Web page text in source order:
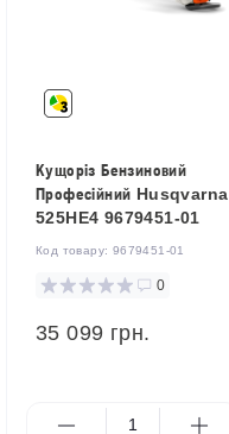
Кущоріз Бензиновий
Професійний Husqvarna
525HE4 9679451-01
Код товару: 9679451-01
0
35 099 грн.